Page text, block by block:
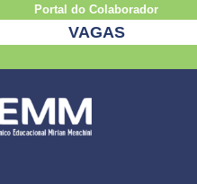
Portal do Colaborador
VAGAS